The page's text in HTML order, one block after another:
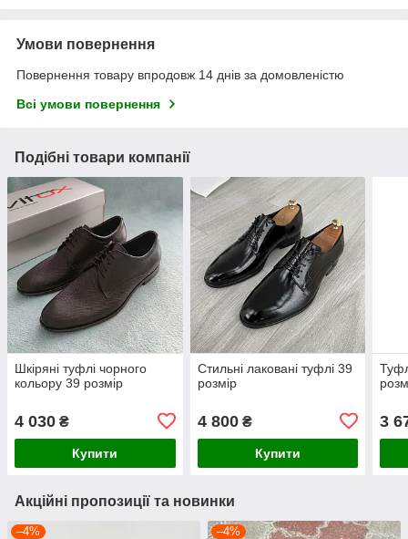
Умови повернення
Повернення товару впродовж 14 днів за домовленістю
Всі умови повернення
Подібні товари компанії
Шкіряні туфлі чорного
кольору 39 розмір
4 030 ₴
Купити
Стильні лаковані туфлі 39
розмір
4 800₴
Купити
3
Акційні пропозиції та новинки
–4% –4%